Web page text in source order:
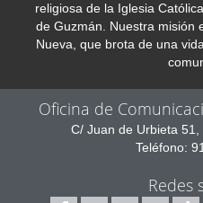
religiosa de la Iglesia
de Guzmán. Nuestra misión
Nueva, que brota de una
Oficina de
C/ Juan de Urbieta
Teléfono:
Redes